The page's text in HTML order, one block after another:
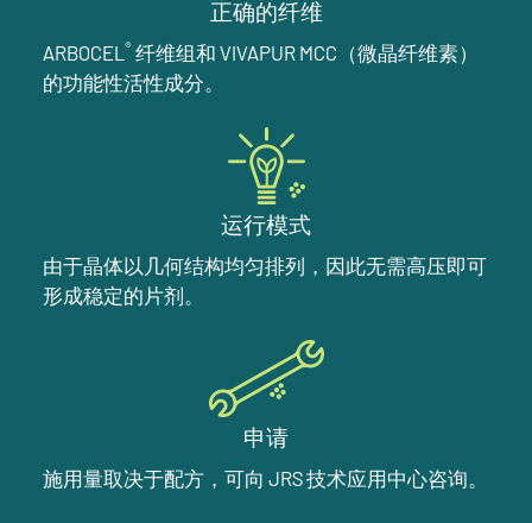
正确的纤维
ARBOCEL ® 纤维组和 VIVAPUR MCC（微晶纤维素）
的功能性活性成分。
运行模式
由于晶体以几何结构均匀排列，因此无需高压即可
形成稳定的片剂。
申请
施用量取决于配方，可向 JRS 技术应用中心咨询。